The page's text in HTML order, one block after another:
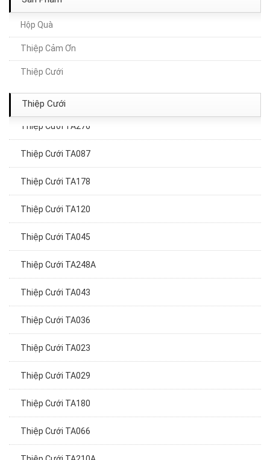
Hộp Quà
Thiệp Cảm Ơn
Thiệp Cưới
Thiệp Cưới
Thiệp Cưới TA160
Thiệp Cưới TA001
Thiệp Cưới TA087
Thiệp Cưới TA178
Thiệp Cưới TA120
Thiệp Cưới TA045
Thiệp Cưới TA248A
Thiệp Cưới TA043
Thiệp Cưới TA036
Thiệp Cưới TA023
Thiệp Cưới TA029
Thiệp Cưới TA180
Thiệp Cưới TA066
Thiệp Cưới TA210A